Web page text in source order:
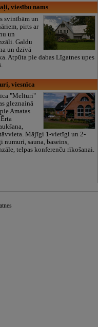
viesību nams
svinībām un
pirts ar
un
Galdu
un dzīvā
Atpūta pie dabas Līgatnes upes
viesnīca
"Melturi"
gleznainā
Amatas
Mājīgi 1-vietīgi un 2-
numuri, sauna, baseins,
telpas konferenču rīkošanai.